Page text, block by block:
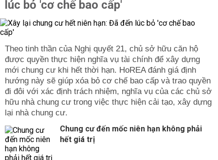
lúc bỏ 'cơ chế bao cấp'
Theo tinh thần của Nghị quyết 21, chủ sở hữu căn hộ
được quyền thực hiện nghĩa vụ tài chính để xây dựng
mới chung cư khi hết thời hạn. HoREA đánh giá định
hướng này sẽ giúp xóa bỏ cơ chế bao cấp và trao quyền
đi đôi với xác định trách nhiệm, nghĩa vụ của các chủ sở
hữu nhà chung cư trong việc thực hiện cải tạo, xây dựng
lại nhà chung cư.
Chung cư đến mốc niên hạn không phải
hết giá trị